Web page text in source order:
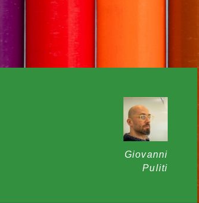
Giovanni
Puliti